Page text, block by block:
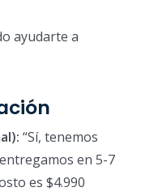
ayudarte a
“Sí, tenemos
entregamos en 5-7
es $4.990